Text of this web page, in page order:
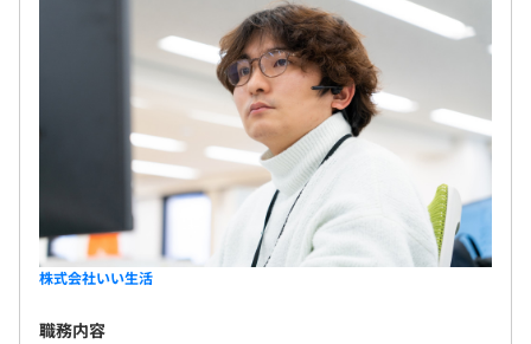
株式会社いい生活
職務内容